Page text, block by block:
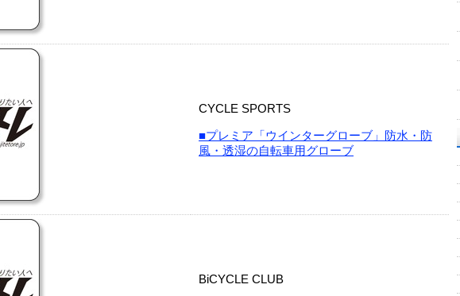
CYCLE SPORTS
■プレミア「ウインターグローブ」防水・防
風・透湿の自転車用グローブ
BiCYCLE CLUB